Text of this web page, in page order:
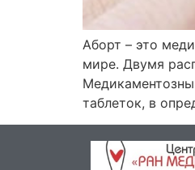
Аборт – это
мире. Двумя
таблеток, в